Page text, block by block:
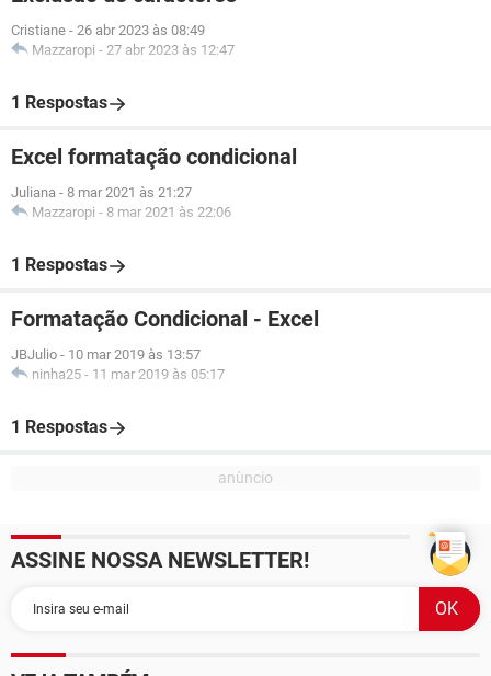
Cristiane - 26 abr 2023 às 08:49
Mazzaropi - 27 abr 2023 às 12:47
1 Respostas
Excel formatação condicional
Juliana - 8 mar 2021 às 21:27
Mazzaropi - 8 mar 2021 às 22:06
1 Respostas
Formatação Condicional - Excel
JBJulio - 10 mar 2019 às 13:57
ninha25 - 11 mar 2019 às 05:17
1 Respostas
ASSINE NOSSA NEWSLETTER!